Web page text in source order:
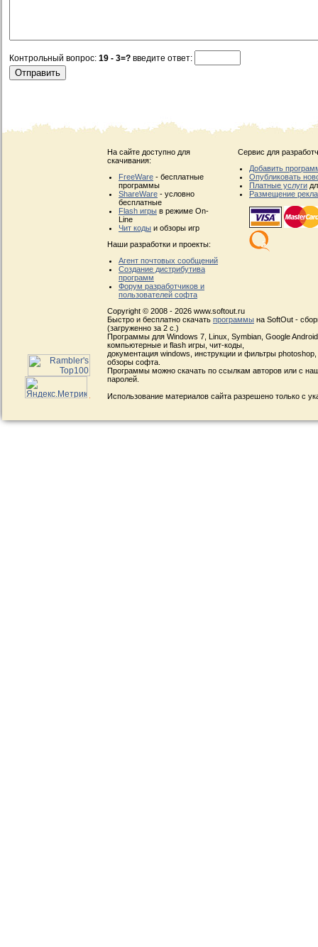
Контрольный вопрос: 19 - 3=? введите ответ:
На сайте доступно для
скачивания:
FreeWare - бесплатные
программы
ShareWare - условно
бесплатные
Flash игры в режиме On-
Line
Чит коды и обзоры игр
Наши разработки и проекты:
Агент почтовых сообщений
Создание дистрибутива
программ
Форум разработчиков и
пользователей софта
Сервис для
Добавить
Опубликовать
Платные услуги
Размещение
Copyright © 2008 - 2026 www.softout.ru
Быстро и бесплатно скачать программы на SoftOut -
(загруженно за 2 с.)
Программы для Windows 7, Linux, Symbian, Google
компьютерные и flash игры, чит-коды,
документация windows, инструкции и фильтры
обзоры софта.
Программы можно скачать по ссылкам авторов или с
паролей.
Использование материалов сайта разрешено только с